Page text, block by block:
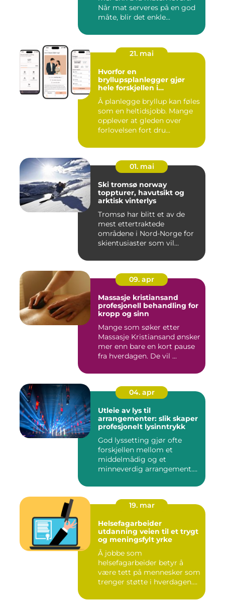
Når mat serveres på en god
måte, blir det enkle...
21. mai
Hvorfor en
bryllupsplanlegger gjør
hele forskjellen i
bryllupsplanleggingen
Å planlegge bryllup kan føles
som en heltidsjobb. Mange
opplever at gleden over
forlovelsen fort dru...
01. mai
Ski tromsø norway
toppturer, havutsikt og
arktisk vinterlys
Tromsø har blitt et av de
mest ettertraktede
områdene i Nord-Norge for
skientusiaster som vil
09. apr
Massasje kristiansand
profesjonell behandling for
kropp og sinn
Mange som søker etter
Massasje Kristiansand ønsker
mer enn bare en kort pause
fra hverdagen. De vil ...
04. apr
Utleie av lys til
arrangementer: slik skaper
profesjonelt lysinntrykk
God lyssetting gjør ofte
forskjellen mellom et
middelmådig og et
minneverdig arrangement.
19. mar
Helsefagarbeider
utdanning veien til et trygt
og meningsfylt yrke
Å jobbe som
helsefagarbeider betyr å
være tett på mennesker som
trenger støtte i hverdagen.